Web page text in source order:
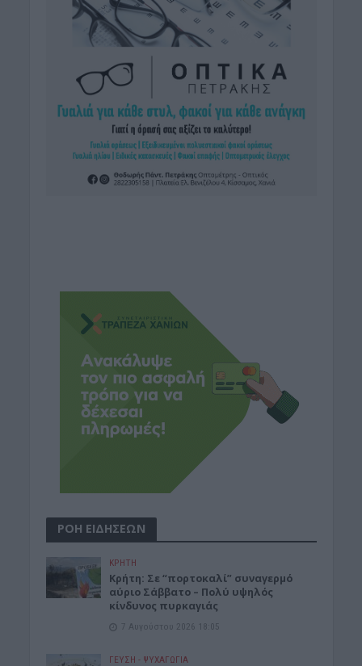
ΡΟΗ ΕΙΔΗΣΕΩΝ
ΚΡΗΤΗ
Κρήτη: Σε “πορτοκαλί” συναγερμό
αύριο Σάββατο – Πολύ υψηλός
κίνδυνος πυρκαγιάς
7 Αυγούστου 2026 18:05
ΓΕΎΣΗ - ΨΥΧΑΓΩΓΊΑ